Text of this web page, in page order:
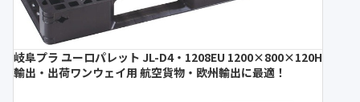
岐阜プラ ユーロパレット JL-D4・1208EU 1200×800×120H
輸出・出荷ワンウェイ用 航空貨物・欧州輸出に最適！